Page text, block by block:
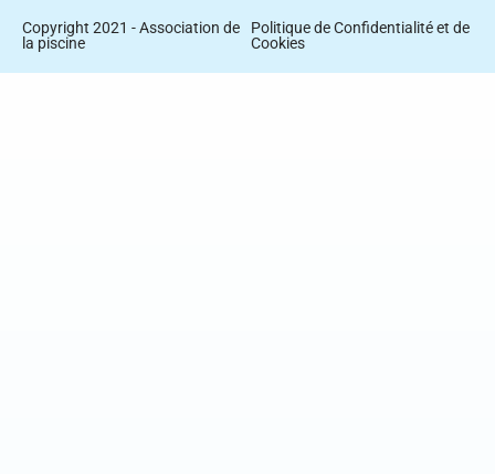
Copyright 2021 - Association de
la piscine
Politique de Confidentialité et de
Cookies